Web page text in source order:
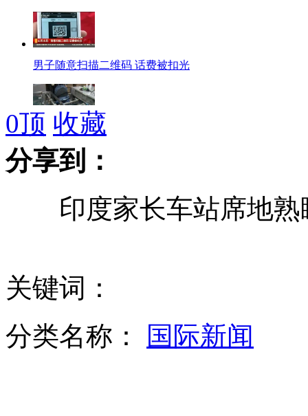
男子随意扫描二维码 话费被扣光
拍客：女子头随头发卷入机器中
欧盟全面禁止化妆品动物测试
两名中国人在巴哈马海域失踪
美国称不会接受朝鲜作为有核国家
0顶 收藏
分享到：
印度家长车站席地熟
关键词：
分类名称：
国际新闻